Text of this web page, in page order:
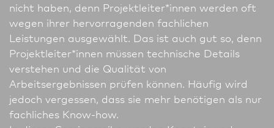
nicht haben, denn Projektleiter*innen werden oft
wegen ihrer hervor­ragenden fachlichen
Leistungen ausgewählt. Das ist auch gut so, denn
Projektleiter*innen müssen technische Details
verstehen und die Qualität von
Arbeitsergebnissen prüfen können. Häufig wird
jedoch vergessen, dass sie mehr benötigen als nur
fachliches Know-how.